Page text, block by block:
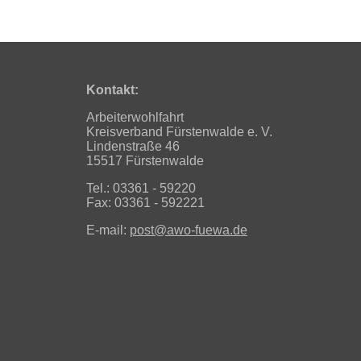
Kontakt:
Arbeiterwohlfahrt
Kreisverband Fürstenwalde e. V.
Lindenstraße 46
15517 Fürstenwalde
Tel.: 03361 - 59220
Fax: 03361 - 592221
E-mail: post@awo-fuewa.de